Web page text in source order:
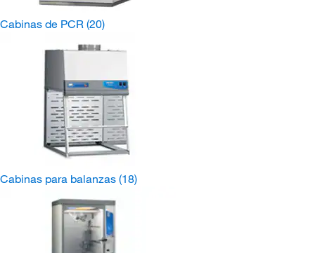
Cabinas de PCR (20)
Cabinas para balanzas (18)